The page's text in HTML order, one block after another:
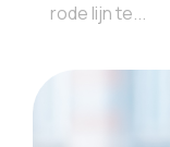
rode lijn te...